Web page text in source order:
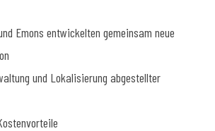
Emons entwickelten gemeinsam neue
und Lokalisierung abgestellter